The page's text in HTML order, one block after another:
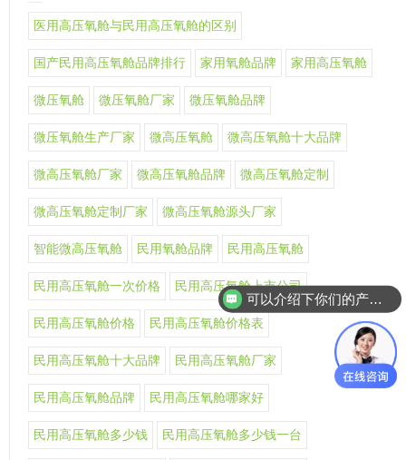
医用高压氧舱与民用高压氧舱的区别
国产民用高压氧舱品牌排行 家用氧舱品牌 家用高压氧舱
微压氧舱 微压氧舱厂家 微压氧舱品牌
微压氧舱生产厂家 微高压氧舱 微高压氧舱十大品牌
微高压氧舱厂家 微高压氧舱品牌 微高压氧舱定制
微高压氧舱定制厂家 微高压氧舱源头厂家
智能微高压氧舱 民用氧舱品牌 民用高压氧舱
民用高压氧舱一次价格 民用高压氧舱上市公司
民用高压氧舱价格 民用高压氧舱价格表
民用高压氧舱十大品牌 民用高压氧舱厂家
民用高压氧舱品牌 民用高压氧舱哪家好
民用高压氧舱多少钱 民用高压氧舱多少钱一台
可以介绍下你们的产品么